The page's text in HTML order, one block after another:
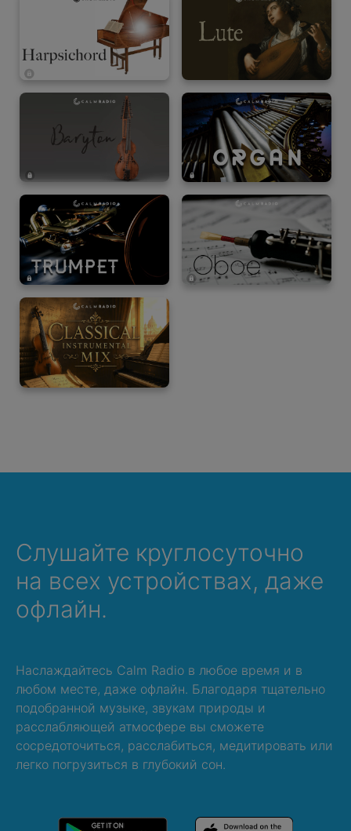
Слушайте круглосуточно
на всех устройствах, даже
офлайн.
Наслаждайтесь Calm Radio в любое время и в
любом месте, даже офлайн. Благодаря тщательно
подобранной музыке, звукам природы и
расслабляющей атмосфере вы сможете
сосредоточиться, расслабиться, медитировать или
легко погрузиться в глубокий сон.